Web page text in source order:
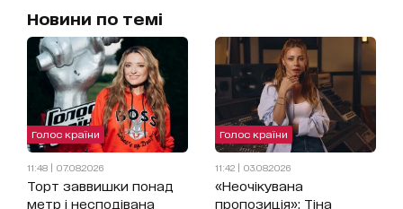
Новини по темі
Голос країни
11:48 | 07.08.2026
Торт заввишки понад
метр і несподівана
Голос країни
11:42 | 03.08.2026
«Неочікувана
пропозиція»: Тіна